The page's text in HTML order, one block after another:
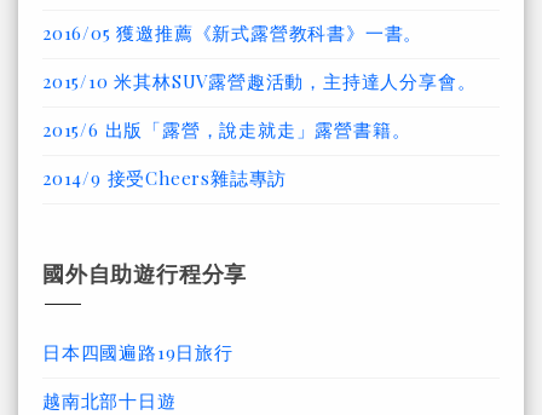
2016/05 獲邀推薦《新式露營教科書》一書。
2015/10 米其林SUV露營趣活動，主持達人分享會。
2015/6 出版「露營，說走就走」露營書籍。
2014/9 接受Cheers雜誌專訪
國外自助遊行程分享
日本四國遍路19日旅行
越南北部十日遊